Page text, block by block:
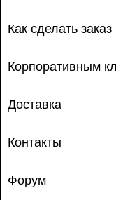
Как сделать заказ
Корпоративным
Доставка
Контакты
Форум